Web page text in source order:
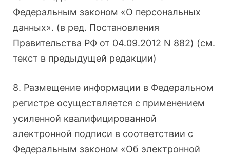
Федеральным законом «О персональных
данных». (в ред. Постановления
Правительства РФ от 04.09.2012 N 882) (см.
текст в предыдущей редакции)
8. Размещение информации в Федеральном
регистре осуществляется с применением
усиленной квалифицированной
электронной подписи в соответствии с
Федеральным законом «Об электронной